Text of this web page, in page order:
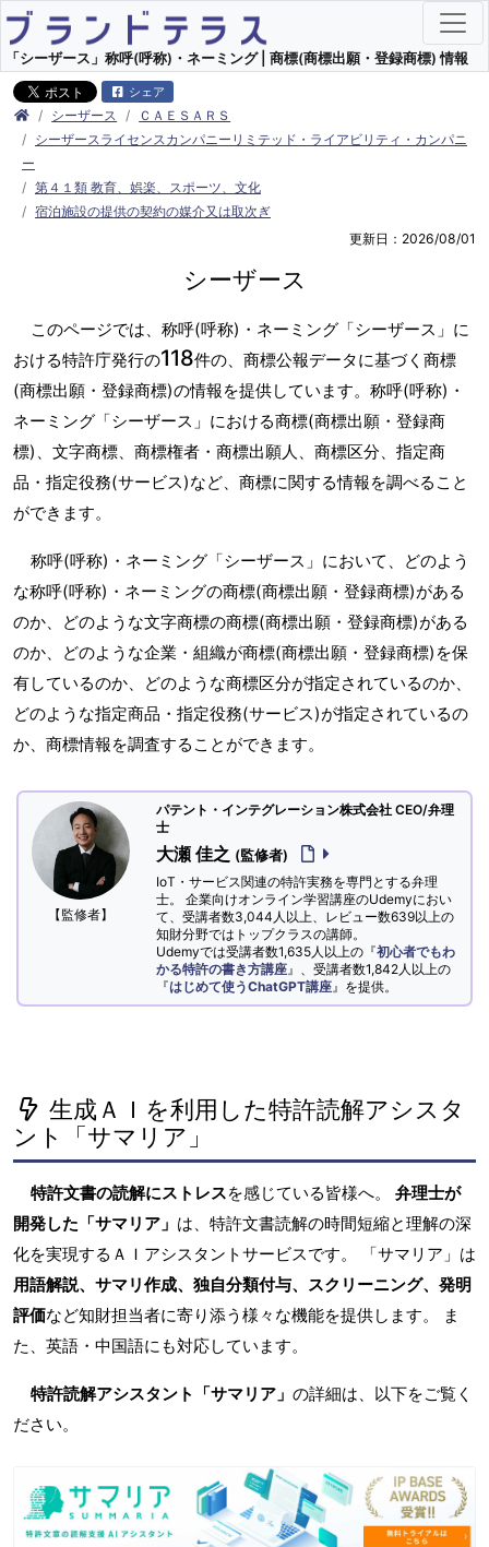
「シーザース」称呼(呼称)・ネーミング | 商標(商標出願・登録商標) 情報
シェア
シーザース
ＣＡＥＳＡＲＳ
シーザースライセンスカンパニーリミテッド・ライアビリティ・カンパニ
ー
第４１類 教育、娯楽、スポーツ、文化
宿泊施設の提供の契約の媒介又は取次ぎ
更新日：2026/08/01
シーザース
このページでは、称呼(呼称)・ネーミング「シーザース」に
おける特許庁発行の118件の、商標公報データに基づく商標
(商標出願・登録商標)の情報を提供しています。称呼(呼称)・
ネーミング「シーザース」における商標(商標出願・登録商
標)、文字商標、商標権者・商標出願人、商標区分、指定商
品・指定役務(サービス)など、商標に関する情報を調べること
ができます。
称呼(呼称)・ネーミング「シーザース」において、どのよう
な称呼(呼称)・ネーミングの商標(商標出願・登録商標)がある
のか、どのような文字商標の商標(商標出願・登録商標)がある
のか、どのような企業・組織が商標(商標出願・登録商標)を保
有しているのか、どのような商標区分が指定されているのか、
どのような指定商品・指定役務(サービス)が指定されているの
か、商標情報を調査することができます。
【監修者】
パテント・インテグレーション株式会社 CEO/弁理
士
大瀬 佳之 (監修者)
IoT・サービス関連の特許実務を専門とする弁理
士。 企業向けオンライン学習講座のUdemyにおい
て、受講者数3,044人以上、レビュー数639以上の
知財分野ではトップクラスの講師。
Udemyでは受講者数1,635人以上の『初心者でもわ
かる特許の書き方講座 』、受講者数1,842人以上の
『はじめて使うChatGPT講座 』を提供。
生成ＡＩを利用した特許読解アシスタ
ント「サマリア」
特許文書の読解にストレスを感じている皆様へ。 弁理士が
開発した「サマリア」 は、特許文書読解の時間短縮と理解の深
化を実現するＡＩアシスタントサービスです。 「サマリア」は
用語解説、サマリ作成、独自分類付与、スクリーニング、発明
評価など知財担当者に寄り添う様々な機能を提供します。 ま
た、英語・中国語にも対応しています。
特許読解アシスタント「サマリア」 の詳細は、以下をご覧く
ださい。